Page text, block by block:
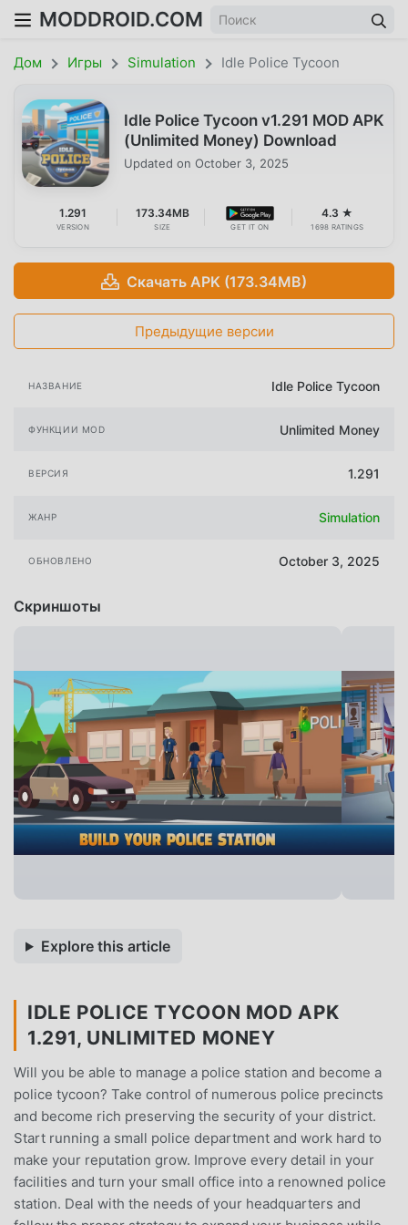
MODDROID.COM
Дом Игры Simulation Idle Police Tycoon
Idle Police Tycoon v1.291 MOD APK
(Unlimited Money) Download
Updated on October 3, 2025
1.291
VERSION
173.34MB
SIZE GET IT ON
4.3 ★
1698 RATINGS
Скачать APK (173.34MB)
Предыдущие версии
НАЗВАНИЕ Idle Police Tycoon
ФУНКЦИИ MOD Unlimited Money
ВЕРСИЯ 1.291
ЖАНР Simulation
ОБНОВЛЕНО October 3, 2025
Скриншоты
Explore this article
IDLE POLICE TYCOON MOD APK
1.291, UNLIMITED MONEY
Will you be able to manage a police station and become a
police tycoon? Take control of numerous police precincts
and become rich preserving the security of your district.
Start running a small police department and work hard to
make your reputation grow. Improve every detail in your
facilities and turn your small office into a renowned police
station. Deal with the needs of your headquarters and